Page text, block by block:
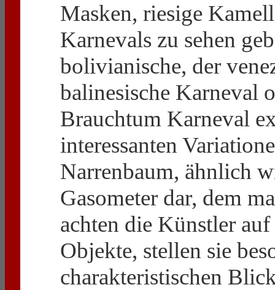
Masken, riesige
Karnevals zu sehen
bolivianische, der
balinesische Karneval
Brauchtum Karneval
interessanten
Narrenbaum, ähnlich
Gasometer dar, dem
achten die Künstler
Objekte, stellen sie
charakteristischen